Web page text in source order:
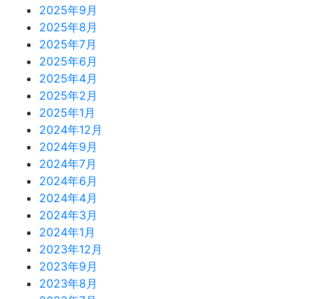
2025年9月
2025年8月
2025年7月
2025年6月
2025年4月
2025年2月
2025年1月
2024年12月
2024年9月
2024年7月
2024年6月
2024年4月
2024年3月
2024年1月
2023年12月
2023年9月
2023年8月